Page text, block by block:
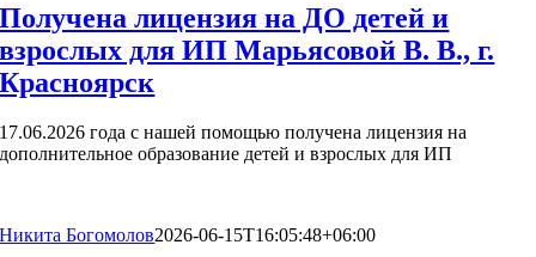
Получена лицензия на ДО детей и
взрослых для ИП Марьясовой В. В., г.
Красноярск
17.06.2026 года с нашей помощью получена лицензия на
дополнительное образование детей и взрослых для ИП
Никита Богомолов2026-06-15T16:05:48+06:00